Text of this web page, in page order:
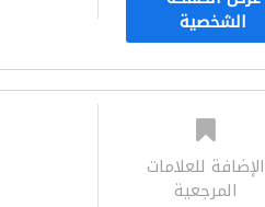
الشخصية
الإضافة للعلامات
المرجعية